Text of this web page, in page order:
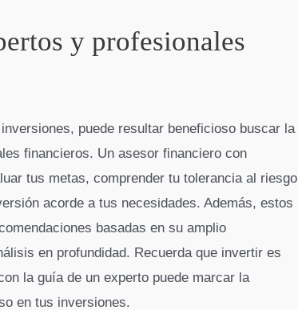
y profesionales
puede resultar beneficioso buscar la
financieros. Un asesor financiero con
tus metas, comprender tu tolerancia al riesgo
acorde a tus necesidades. Además, estos
basadas en su amplio
en profundidad. Recuerda que invertir es
la guía de un experto puede marcar la
en tus inversiones.